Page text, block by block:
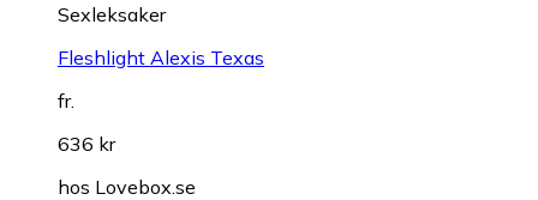
Sexleksaker
Fleshlight Alexis Texas
fr.
636 kr
hos Lovebox.se